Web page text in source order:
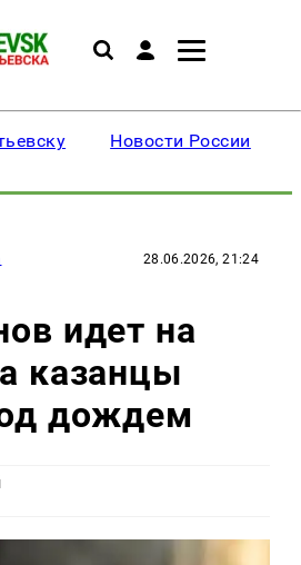
Новости России
28.06.2026, 21:24
идет на
казанцы
дождем